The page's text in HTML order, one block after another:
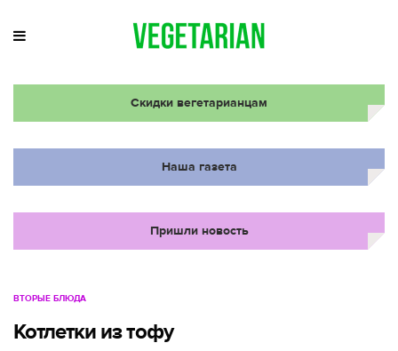
Скидки вегетарианцам
Наша газета
Пришли новость
ВТОРЫЕ БЛЮДА
Котлетки из тофу